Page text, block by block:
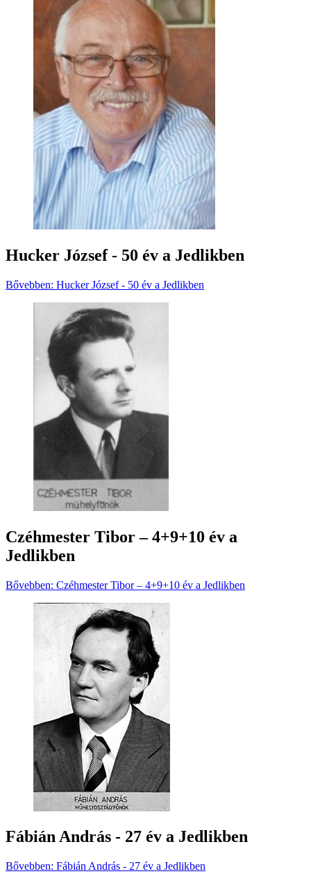
Hucker József - 50 év a Jedlikben
Bővebben: Hucker József - 50 év a Jedlikben
Czéhmester Tibor – 4+9+10 év a
Jedlikben
Bővebben: Czéhmester Tibor – 4+9+10 év a Jedlikben
Fábián András - 27 év a Jedlikben
Bővebben: Fábián András - 27 év a Jedlikben